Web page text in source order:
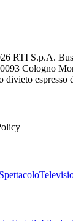
RTI S.p.A.
Cologno
divieto
Spettacolo